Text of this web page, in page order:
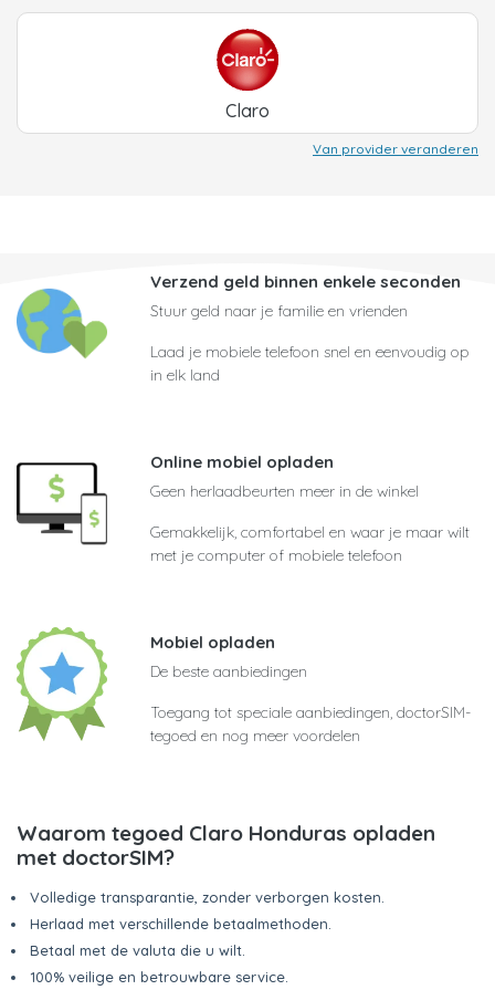
Claro
Van provider veranderen
Verzend geld binnen enkele seconden
Stuur geld naar je familie en vrienden
Laad je mobiele telefoon snel en eenvoudig op
in elk land
Online mobiel opladen
Geen herlaadbeurten meer in de winkel
Gemakkelijk, comfortabel en waar je maar wilt
met je computer of mobiele telefoon
Mobiel opladen
De beste aanbiedingen
Toegang tot speciale aanbiedingen, doctorSIM-
tegoed en nog meer voordelen
Waarom tegoed Claro Honduras opladen
met doctorSIM?
Volledige transparantie, zonder verborgen kosten.
Herlaad met verschillende betaalmethoden.
Betaal met de valuta die u wilt.
100% veilige en betrouwbare service.